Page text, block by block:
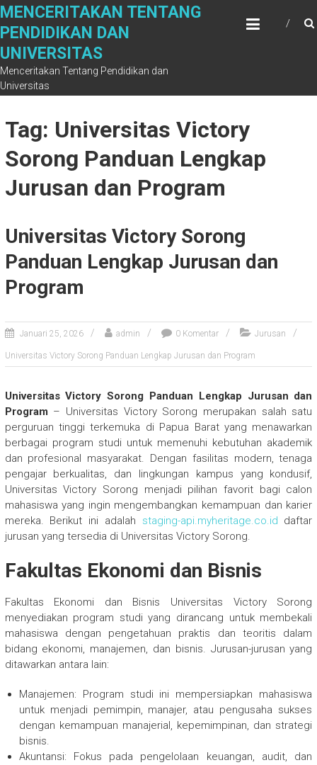
Skip
content
MENCERITAKAN TENTANG
PENDIDIKAN DAN
UNIVERSITAS
Menceritakan Tentang Pendidikan dan
Universitas
Tag: Universitas Victory
Sorong Panduan Lengkap
Jurusan dan Program
Universitas Victory Sorong
Panduan Lengkap Jurusan dan
Program
Januari 25, 2026 admin 0 Komentar Jurusan
Universitas Victory Sorong Panduan Lengkap Jurusan dan Program
Universitas Victory Sorong Panduan Lengkap Jurusan dan
Program – Universitas Victory Sorong merupakan salah satu
perguruan tinggi terkemuka di Papua Barat yang menawarkan
berbagai program studi untuk memenuhi kebutuhan akademik
dan profesional masyarakat. Dengan fasilitas modern, tenaga
pengajar berkualitas, dan lingkungan kampus yang kondusif,
Universitas Victory Sorong menjadi pilihan favorit bagi calon
mahasiswa yang ingin mengembangkan kemampuan dan karier
mereka. Berikut ini adalah staging-api.myheritage.co.id daftar
jurusan yang tersedia di Universitas Victory Sorong.
Fakultas Ekonomi dan Bisnis
Fakultas Ekonomi dan Bisnis Universitas Victory Sorong
menyediakan program studi yang dirancang untuk membekali
mahasiswa dengan pengetahuan praktis dan teoritis dalam
bidang ekonomi, manajemen, dan bisnis. Jurusan-jurusan yang
ditawarkan antara lain:
Manajemen: Program studi ini mempersiapkan mahasiswa
untuk menjadi pemimpin, manajer, atau pengusaha sukses
dengan kemampuan manajerial, kepemimpinan, dan strategi
bisnis.
Akuntansi: Fokus pada pengelolaan keuangan, audit, dan